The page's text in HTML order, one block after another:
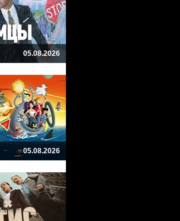
05.08.2026
05.08.2026